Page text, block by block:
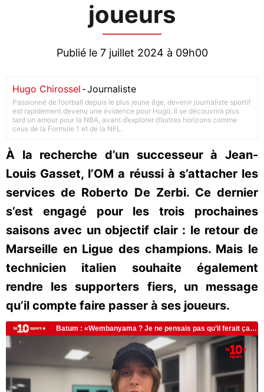
joueurs
Publié le 7 juillet 2024 à 09h00
Hugo Chirossel -Journaliste
Passionné de football depuis le plus jeune âge, devenir journaliste sportif
est rapidement devenu une évidence pour Hugo. Il se découvrira plus
tard un amour pour la NBA, avant d’explorer d’autres horizons comme
ceux de la Formule 1 et de la NFL.
À la recherche d’un successeur à Jean-
Louis Gasset, l’OM a réussi à s’attacher les
services de Roberto De Zerbi. Ce dernier
s’est engagé pour les trois prochaines
saisons avec un objectif clair : le retour de
Marseille en Ligue des champions. Mais le
technicien italien souhaite également
rendre les supporters fiers, un message
qu’il compte faire passer à ses joueurs.